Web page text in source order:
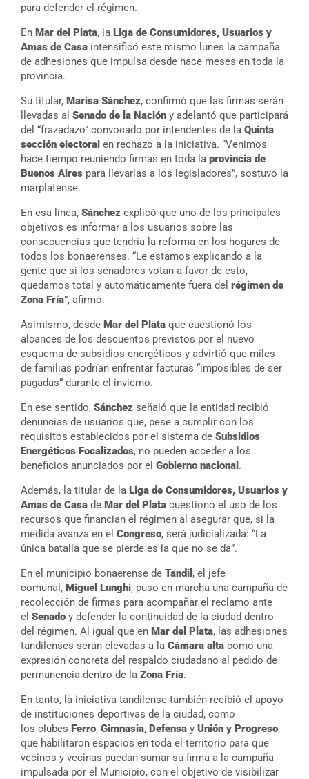
para defender el régimen.
En Mar del Plata, la Liga de Consumidores, Usuarios y
Amas de Casa intensificó este mismo lunes la campaña
de adhesiones que impulsa desde hace meses en toda la
provincia.
Su titular, Marisa Sánchez, confirmó que las firmas serán
llevadas al Senado de la Nación y adelantó que participará
del “frazadazo” convocado por intendentes de la Quinta
sección electoral en rechazo a la iniciativa. “Venimos
hace tiempo reuniendo firmas en toda la provincia de
Buenos Aires para llevarlas a los legisladores”, sostuvo la
marplatense.
En esa línea, Sánchez explicó que uno de los principales
objetivos es informar a los usuarios sobre las
consecuencias que tendría la reforma en los hogares de
todos los bonaerenses. “Le estamos explicando a la
gente que si los senadores votan a favor de esto,
quedamos total y automáticamente fuera del régimen de
Zona Fría”, afirmó.
Asimismo, desde Mar del Plata que cuestionó los
alcances de los descuentos previstos por el nuevo
esquema de subsidios energéticos y advirtió que miles
de familias podrían enfrentar facturas “imposibles de ser
pagadas” durante el invierno.
En ese sentido, Sánchez señaló que la entidad recibió
denuncias de usuarios que, pese a cumplir con los
requisitos establecidos por el sistema de Subsidios
Energéticos Focalizados, no pueden acceder a los
beneficios anunciados por el Gobierno nacional .
Además, la titular de la Liga de Consumidores, Usuarios y
Amas de Casa de Mar del Plata cuestionó el uso de los
recursos que financian el régimen al asegurar que, si la
medida avanza en el Congreso, será judicializada: “La
única batalla que se pierde es la que no se da”.
En el municipio bonaerense de Tandil , el jefe
comunal, Miguel Lunghi, puso en marcha una campaña de
recolección de firmas para acompañar el reclamo ante
el Senado y defender la continuidad de la ciudad dentro
del régimen. Al igual que en Mar del Plata, las adhesiones
tandilenses serán elevadas a la Cámara alta como una
expresión concreta del respaldo ciudadano al pedido de
permanencia dentro de la Zona Fría.
En tanto, la iniciativa tandilense también recibió el apoyo
de instituciones deportivas de la ciudad, como
los clubes Ferro, Gimnasia, Defensa y Unión y Progreso,
que habilitaron espacios en toda el territorio para que
vecinos y vecinas puedan sumar su firma a la campaña
impulsada por el Municipio, con el objetivo de visibilizar